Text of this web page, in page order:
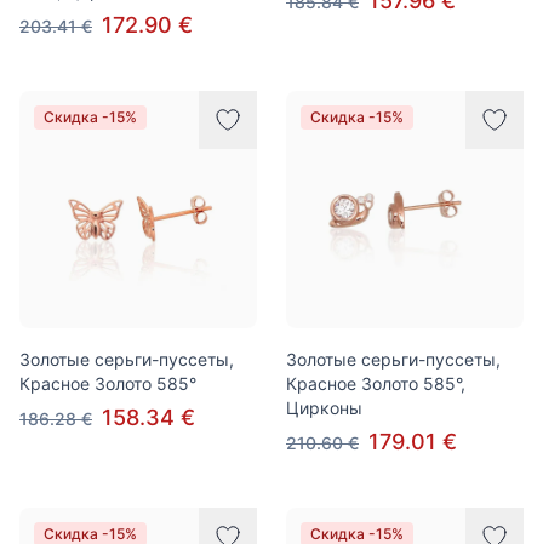
203.41 € 172.90 €
Скидка -15%
Золотые серьги-пуссеты,
Красное Золото 585°
186.28 € 158.34 €
Скидка -15%
Золотые серьги-пуссеты,
Красное Золото 585°,
Цирконы
210.60 € 179.01 €
Скидка -15% Скидка -15%